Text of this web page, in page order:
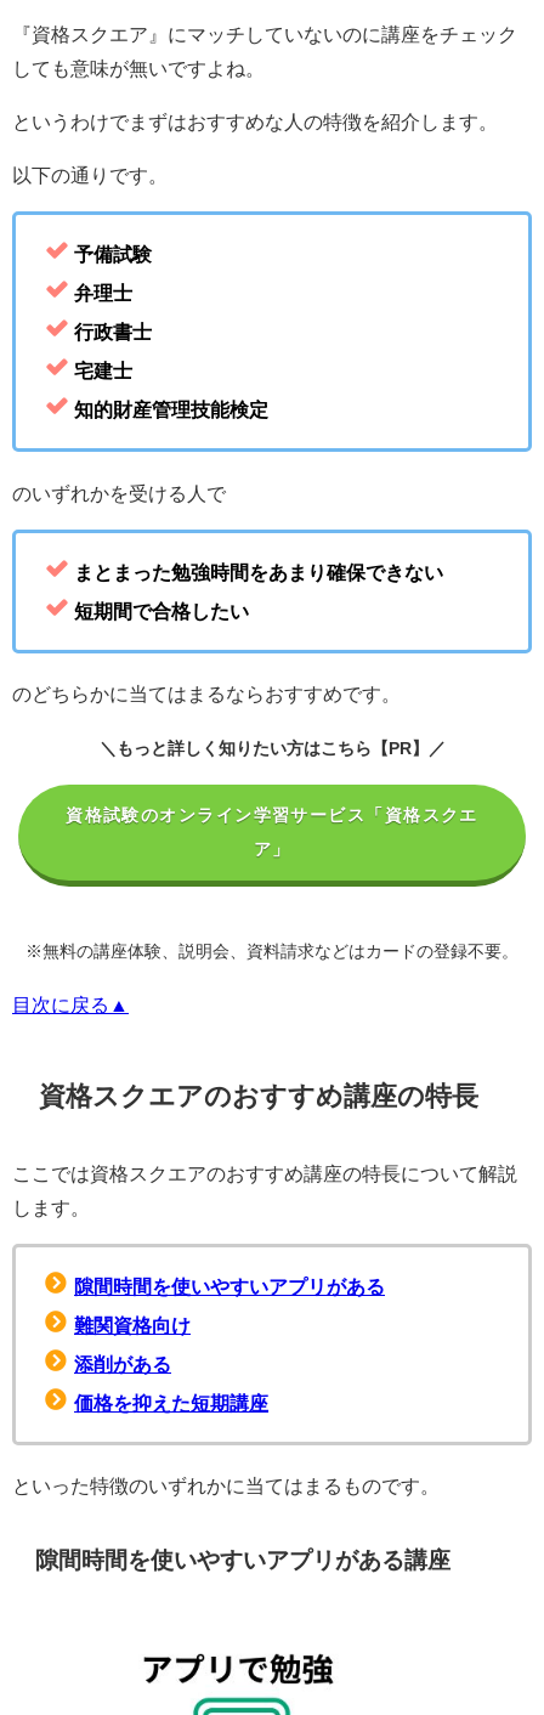
『資格スクエア』にマッチしていないのに講座をチェック
しても意味が無いですよね。
というわけでまずはおすすめな人の特徴を紹介します。
以下の通りです。
予備試験
弁理士
行政書士
宅建士
知的財産管理技能検定®
のいずれかを受ける人で
まとまった勉強時間をあまり確保できない
短期間で合格したい
のどちらかに当てはまるならおすすめです。
＼もっと詳しく知りたい方はこちら【PR】／
資格試験のオンライン学習サービス「資格スクエ
ア」
※無料の講座体験、説明会、資料請求などはカードの登録不要。
目次に戻る▲
資格スクエアのおすすめ講座の特長
ここでは資格スクエアのおすすめ講座の特長について解説
します。
隙間時間を使いやすいアプリがある
難関資格向け
添削がある
価格を抑えた短期講座
といった特徴のいずれかに当てはまるものです。
隙間時間を使いやすいアプリがある講座